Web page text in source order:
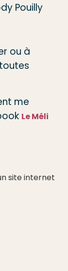
Pouilly
ou à
me
Le Méli
site internet